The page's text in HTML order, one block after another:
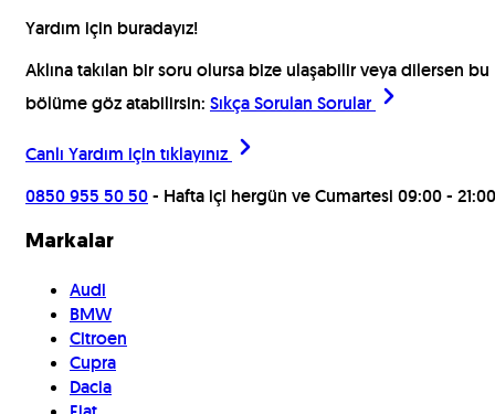
Yardım için buradayız!
Aklına takılan bir soru olursa bize ulaşabilir veya dilersen bu
bölüme göz atabilirsin: Sıkça Sorulan Sorular
Canlı Yardım için tıklayınız
0850 955 50 50- Hafta içi hergün ve Cumartesi 09:00 - 21:00
Markalar
Audi
BMW
Citroen
Cupra
Dacia